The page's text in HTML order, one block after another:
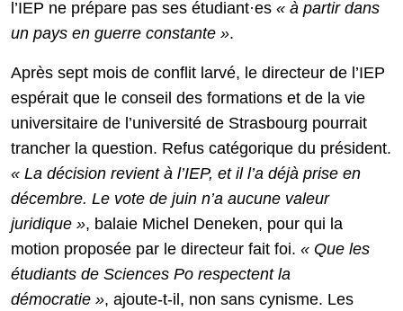
l’IEP ne prépare pas ses étudiant·es « à partir dans
un pays en guerre constante ».
Après sept mois de conflit larvé, le directeur de l’IEP
espérait que le conseil des formations et de la vie
universitaire de l’université de Strasbourg pourrait
trancher la question. Refus catégorique du président.
« La décision revient à l’IEP, et il l’a déjà prise en
décembre. Le vote de juin n’a aucune valeur
juridique », balaie Michel Deneken, pour qui la
motion proposée par le directeur fait foi. « Que les
étudiants de Sciences Po respectent la
démocratie », ajoute-t-il, non sans cynisme. Les